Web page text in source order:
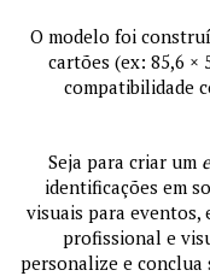
O modelo foi
cartões (ex: 85,6 ×
compatibilidade
Seja para criar um
identificações em
visuais para eventos,
profissional e
personalize e conclua